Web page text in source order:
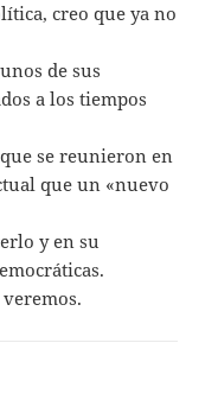
creo que ya no
de sus
a los tiempos
se reunieron en
que un «nuevo
y en su